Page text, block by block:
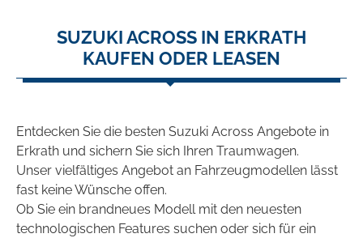
SUZUKI ACROSS IN ERKRATH
KAUFEN ODER LEASEN
Entdecken Sie die besten Suzuki Across Angebote in
Erkrath und sichern Sie sich Ihren Traumwagen.
Unser vielfältiges Angebot an Fahrzeugmodellen lässt
fast keine Wünsche offen.
Ob Sie ein brandneues Modell mit den neuesten
technologischen Features suchen oder sich für ein